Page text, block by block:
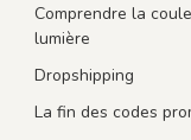
Comprendre la
lumière
Dropshipping
La fin des codes